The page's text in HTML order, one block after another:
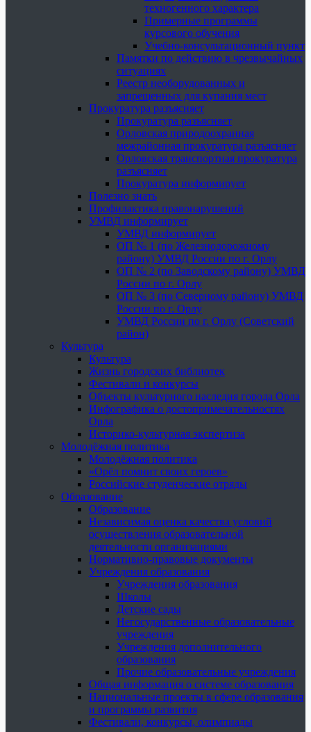
техногенного характера
Примерные программы
курсового обучения
Учебно-консультационный пункт
Памятки по действию в чрезвычайных
ситуациях
Реестр необорудованных и
запрещенных для купания мест
Прокуратура разъясняет
Прокуратура разъясняет
Орловская природоохранная
межрайонная прокуратура разъясняет
Орловская транспортная прокуратура
разъясняет
Прокуратура информирует
Полезно знать
Профилактика правонарушений
УМВД информирует
УМВД информирует
ОП № 1 (по Железнодорожному
району) УМВД России по г. Орлу
ОП № 2 (по Заводскому району) УМВД
России по г. Орлу
ОП № 3 (по Северному району) УМВД
России по г. Орлу
УМВД России по г. Орлу (Советский
район)
Культура
Культура
Жизнь городских библиотек
Фестивали и конкурсы
Объекты культурного наследия города Орла
Инфографика о достопримечательностях
Орла
Историко-культурная экспертиза
Молодёжная политика
Молодёжная политика
«Орёл помнит своих героев»
Российские студенческие отряды
Образование
Образование
Независимая оценка качества условий
осуществления образовательной
деятельности организациями
Нормативно-правовые документы
Учреждения образования
Учреждения образования
Школы
Детские сады
Негосударственные образовательные
учреждения
Учреждения дополнительного
образования
Прочие образовательные учреждения
Общая информация о системе образования
Национальные проекты в сфере образования
и программы развития
Фестивали, конкурсы, олимпиады